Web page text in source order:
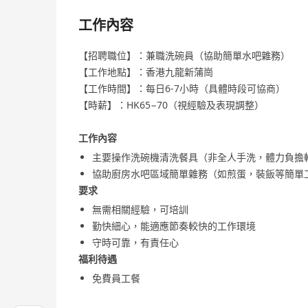
工作內容
【招聘職位】：兼職洗碗員（協助簡單水吧雜務）
【工作地點】：香港九龍新蒲崗
【工作時間】：每日6-7小時（具體時段可協商）
【時薪】：HK65−70（視經驗及表現調整）
工作內容
主要操作洗碗機清洗餐具（非全人手洗，體力負擔
協助廚房水吧區域簡單雜務（如煎蛋，裝飯等簡單
要求
無需相關經驗，可培訓
勤快細心，能適應節奏較快的工作環境
守時可靠，有責任心
福利待遇
免費員工餐